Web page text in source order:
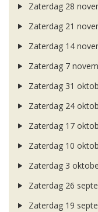
Zaterdag 28
Zaterdag 21
Zaterdag 14
Zaterdag 7
Zaterdag 31
Zaterdag 24
Zaterdag 17
Zaterdag 10
Zaterdag 3
Zaterdag 26
Zaterdag 19